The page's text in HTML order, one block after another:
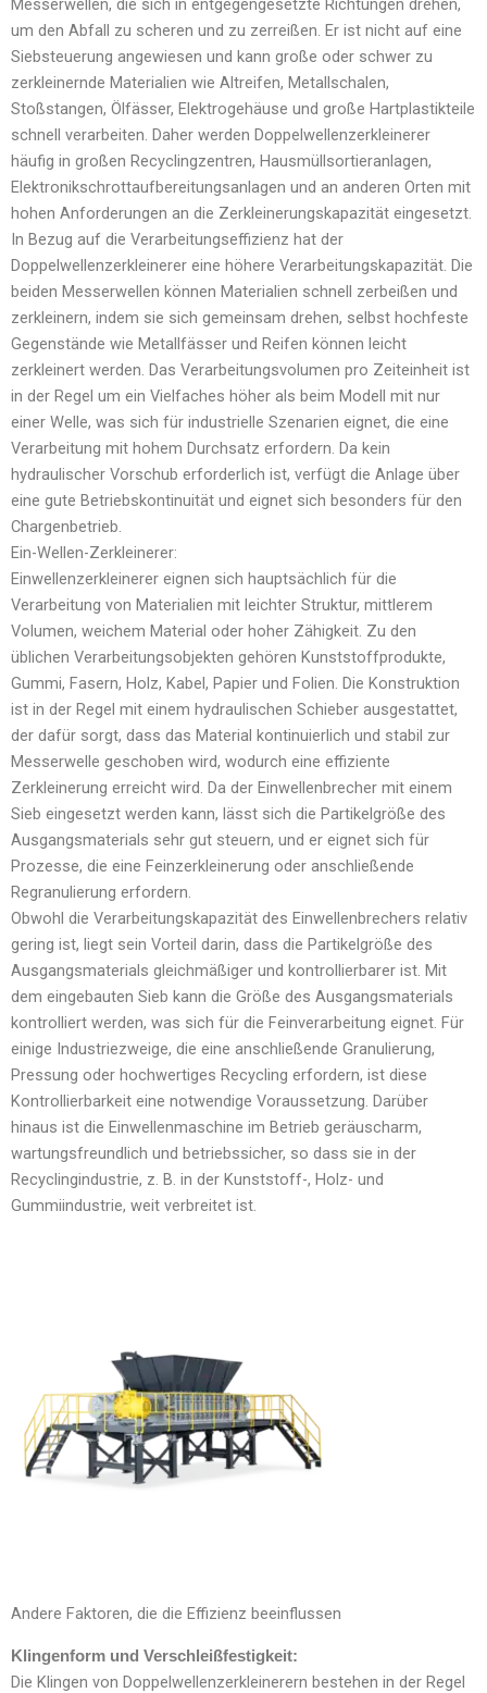
Messerwellen, die sich in entgegengesetzte Richtungen drehen,
um den Abfall zu scheren und zu zerreißen. Er ist nicht auf eine
Siebsteuerung angewiesen und kann große oder schwer zu
zerkleinernde Materialien wie Altreifen, Metallschalen,
Stoßstangen, Ölfässer, Elektrogehäuse und große Hartplastikteile
schnell verarbeiten. Daher werden Doppelwellenzerkleinerer
häufig in großen Recyclingzentren, Hausmüllsortieranlagen,
Elektronikschrottaufbereitungsanlagen und an anderen Orten mit
hohen Anforderungen an die Zerkleinerungskapazität eingesetzt.
In Bezug auf die Verarbeitungseffizienz hat der
Doppelwellenzerkleinerer eine höhere Verarbeitungskapazität. Die
beiden Messerwellen können Materialien schnell zerbeißen und
zerkleinern, indem sie sich gemeinsam drehen, selbst hochfeste
Gegenstände wie Metallfässer und Reifen können leicht
zerkleinert werden. Das Verarbeitungsvolumen pro Zeiteinheit ist
in der Regel um ein Vielfaches höher als beim Modell mit nur
einer Welle, was sich für industrielle Szenarien eignet, die eine
Verarbeitung mit hohem Durchsatz erfordern. Da kein
hydraulischer Vorschub erforderlich ist, verfügt die Anlage über
eine gute Betriebskontinuität und eignet sich besonders für den
Chargenbetrieb.
Ein-Wellen-Zerkleinerer:
Einwellenzerkleinerer eignen sich hauptsächlich für die
Verarbeitung von Materialien mit leichter Struktur, mittlerem
Volumen, weichem Material oder hoher Zähigkeit. Zu den
üblichen Verarbeitungsobjekten gehören Kunststoffprodukte,
Gummi, Fasern, Holz, Kabel, Papier und Folien. Die Konstruktion
ist in der Regel mit einem hydraulischen Schieber ausgestattet,
der dafür sorgt, dass das Material kontinuierlich und stabil zur
Messerwelle geschoben wird, wodurch eine effiziente
Zerkleinerung erreicht wird. Da der Einwellenbrecher mit einem
Sieb eingesetzt werden kann, lässt sich die Partikelgröße des
Ausgangsmaterials sehr gut steuern, und er eignet sich für
Prozesse, die eine Feinzerkleinerung oder anschließende
Regranulierung erfordern.
Obwohl die Verarbeitungskapazität des Einwellenbrechers relativ
gering ist, liegt sein Vorteil darin, dass die Partikelgröße des
Ausgangsmaterials gleichmäßiger und kontrollierbarer ist. Mit
dem eingebauten Sieb kann die Größe des Ausgangsmaterials
kontrolliert werden, was sich für die Feinverarbeitung eignet. Für
einige Industriezweige, die eine anschließende Granulierung,
Pressung oder hochwertiges Recycling erfordern, ist diese
Kontrollierbarkeit eine notwendige Voraussetzung. Darüber
hinaus ist die Einwellenmaschine im Betrieb geräuscharm,
wartungsfreundlich und betriebssicher, so dass sie in der
Recyclingindustrie, z. B. in der Kunststoff-, Holz- und
Gummiindustrie, weit verbreitet ist.
Andere Faktoren, die die Effizienz beeinflussen
Klingenform und Verschleißfestigkeit:
Die Klingen von Doppelwellenzerkleinerern bestehen in der Regel